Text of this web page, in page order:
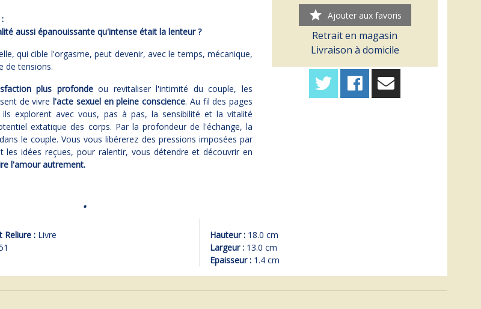
aussi épanouissante qu'intense était la lenteur ?
qui cible l'orgasme, peut devenir, avec le temps, mécanique,
de tensions.
plus profondeou revitaliser l'intimité du couple, les
de vivrel'acte sexuel en pleine conscience. Au fil des pages
ils explorent avec vous, pas à pas, la sensibilité et la vitalité
extatique des corps. Par la profondeur de l'échange, la
le couple. Vous vous libérerez des pressions imposées par
les idées reçues, pour ralentir, vous détendre et découvrir en
l'amour autrement.
star Ajouter aux favoris
Retrait en magasin
Livraison à domicile
Reliure : Livre
Hauteur : 18.0 cm
Largeur : 13.0 cm
Epaisseur : 1.4 cm